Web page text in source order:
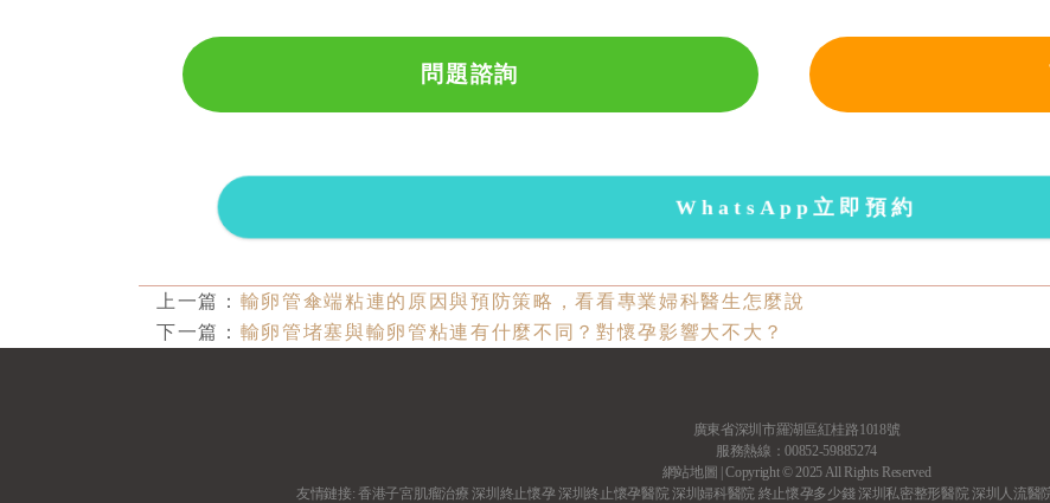
問題諮詢
WhatsApp立即預約
上一篇： 輸卵管傘端粘連的原因與預防策略，看看專業婦科醫生怎麼說
下一篇： 輸卵管堵塞與輸卵管粘連有什麼不同？對懷孕影響大不大？
廣東省深圳市羅湖區紅桂路1018號
服務熱線：00852-59885274
網站地圖 | Copyright © 2025 All Rights Reserved
友情鏈接:香港子宮肌瘤治療 深圳終止懷孕深圳終止懷孕醫院深圳婦科醫院 終止懷孕多少錢深圳私密整形醫院深圳人流醫